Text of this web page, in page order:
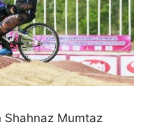
Shahnaz Mumtaz